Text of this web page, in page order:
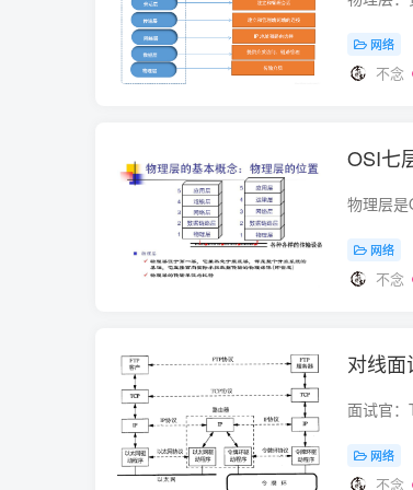
网络
不念
OSI七
网络
不念
对线
网络
不念